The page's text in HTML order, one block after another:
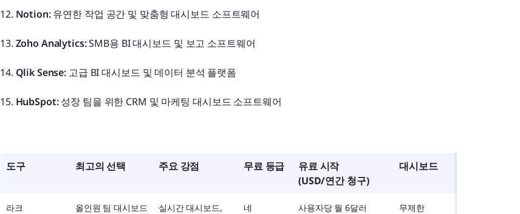
12. Notion: 유연한 작업 공간 및 맞춤형 대시보드 소프트웨어
13. Zoho Analytics: SMB용 BI 대시보드 및 보고 소프트웨어
14. Qlik Sense: 고급 BI 대시보드 및 데이터 분석 플랫폼
15. HubSpot: 성장 팀을 위한 CRM 및 마케팅 대시보드 소프트웨어
도구 최고의 선택 주요 강점 무료 등급
유료 시작
(USD/연간 청구)
대시보드
라크
올인원 팀 대시보드
실시간 대시보드,
네 사용자당 월 6달러 무제한